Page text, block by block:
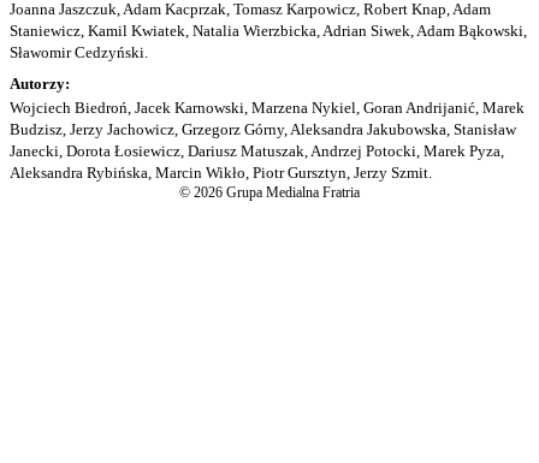
Joanna Jaszczuk, Adam Kacprzak, Tomasz Karpowicz, Robert Knap, Adam
Staniewicz, Kamil Kwiatek, Natalia Wierzbicka, Adrian Siwek, Adam Bąkowski,
Sławomir Cedzyński.
Autorzy:
Wojciech Biedroń, Jacek Karnowski, Marzena Nykiel, Goran Andrijanić, Marek
Budzisz, Jerzy Jachowicz, Grzegorz Górny, Aleksandra Jakubowska, Stanisław
Janecki, Dorota Łosiewicz, Dariusz Matuszak, Andrzej Potocki, Marek Pyza,
Aleksandra Rybińska, Marcin Wikło, Piotr Gursztyn, Jerzy Szmit.
© 2026 Grupa Medialna Fratria